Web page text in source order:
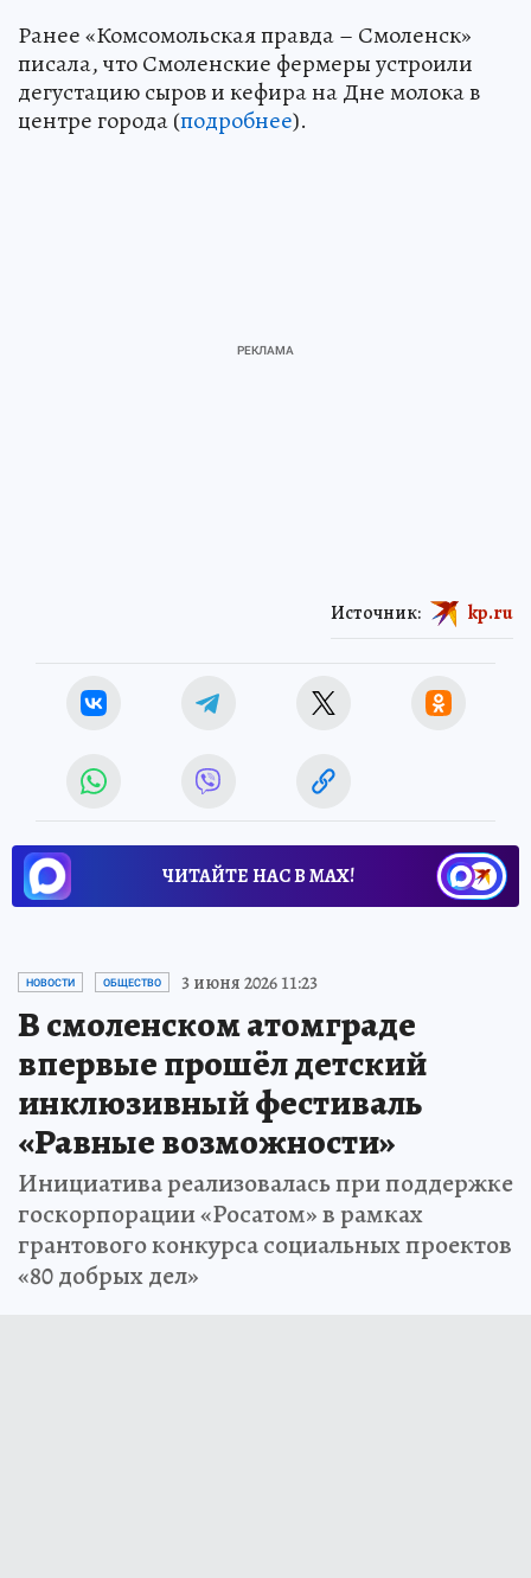
Ранее «Комсомольская правда – Смоленск»
писала, что Смоленские фермеры устроили
дегустацию сыров и кефира на Дне молока в
центре города (подробнее).
Источник: kp.ru
ЧИТАЙТЕ НАС В МАХ!
НОВОСТИ ОБЩЕСТВО 3 июня 2026 11:23
В смоленском атомграде
впервые прошёл детский
инклюзивный фестиваль
«Равные возможности»
Инициатива реализовалась при поддержке
госкорпорации «Росатом» в рамках
грантового конкурса социальных проектов
«80 добрых дел»